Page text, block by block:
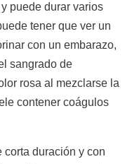
puede durar varios
tener que ver un
con un embarazo,
sangrado de
rosa al mezclarse la
contener coágulos
corta duración y con